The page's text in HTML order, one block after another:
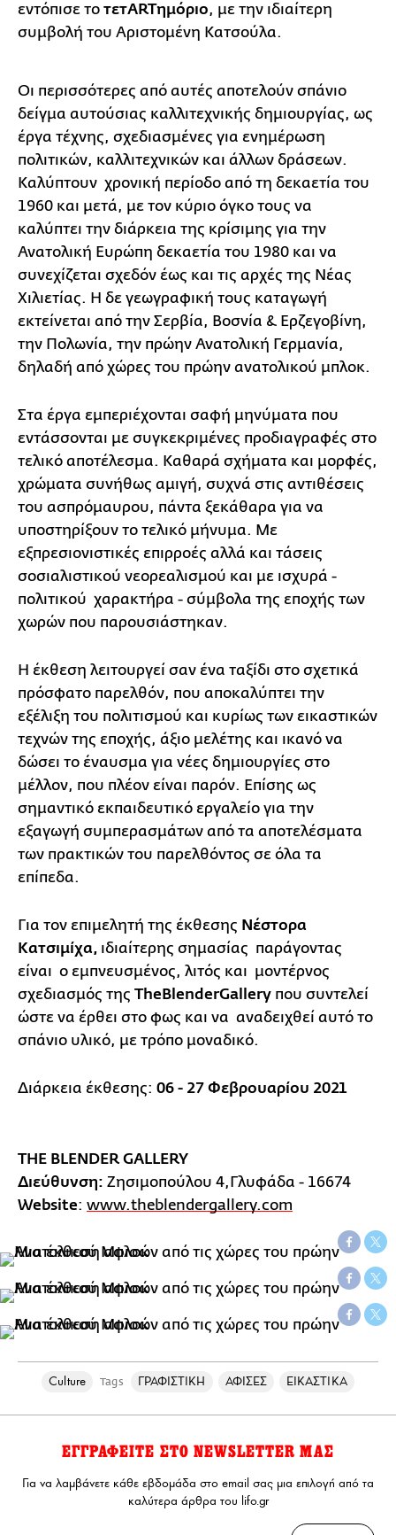
εντόπισε το τετARTημόριο, με την ιδιαίτερη
συμβολή του Αριστομένη Κατσούλα.
Οι περισσότερες από αυτές αποτελούν σπάνιο
δείγμα αυτούσιας καλλιτεχνικής δημιουργίας, ως
έργα τέχνης, σχεδιασμένες για ενημέρωση
πολιτικών, καλλιτεχνικών και άλλων δράσεων.
Καλύπτουν χρονική περίοδο από τη δεκαετία του
1960 και μετά, με τον κύριο όγκο τους να
καλύπτει την διάρκεια της κρίσιμης για την
Ανατολική Ευρώπη δεκαετία του 1980 και να
συνεχίζεται σχεδόν έως και τις αρχές της Νέας
Χιλιετίας. Η δε γεωγραφική τους καταγωγή
εκτείνεται από την Σερβία, Βοσνία & Ερζεγοβίνη,
την Πολωνία, την πρώην Ανατολική Γερμανία,
δηλαδή από χώρες του πρώην ανατολικού μπλοκ.
Στα έργα εμπεριέχονται σαφή μηνύματα που
εντάσσονται με συγκεκριμένες προδιαγραφές στο
τελικό αποτέλεσμα. Καθαρά σχήματα και μορφές,
χρώματα συνήθως αμιγή, συχνά στις αντιθέσεις
του ασπρόμαυρου, πάντα ξεκάθαρα για να
υποστηρίξουν το τελικό μήνυμα. Με
εξπρεσιονιστικές επιρροές αλλά και τάσεις
σοσιαλιστικού νεορεαλισμού και με ισχυρά -
πολιτικού χαρακτήρα - σύμβολα της εποχής των
χωρών που παρουσιάστηκαν.
Η έκθεση λειτουργεί σαν ένα ταξίδι στο σχετικά
πρόσφατο παρελθόν, που αποκαλύπτει την
εξέλιξη του πολιτισμού και κυρίως των εικαστικών
τεχνών της εποχής, άξιο μελέτης και ικανό να
δώσει το έναυσμα για νέες δημιουργίες στο
μέλλον, που πλέον είναι παρόν. Επίσης ως
σημαντικό εκπαιδευτικό εργαλείο για την
εξαγωγή συμπερασμάτων από τα αποτελέσματα
των πρακτικών του παρελθόντος σε όλα τα
επίπεδα.
Για τον επιμελητή της έκθεσης Νέστορα
Κατσιμίχα, ιδιαίτερης σημασίας παράγοντας
είναι ο εμπνευσμένος, λιτός και μοντέρνος
σχεδιασμός της TheBlenderGallery που συντελεί
ώστε να έρθει στο φως και να αναδειχθεί αυτό το
σπάνιο υλικό, με τρόπο μοναδικό.
Διάρκεια έκθεσης: 06 - 27 Φεβρουαρίου 2021
THE BLENDER GALLERY
Διεύθυνση: Ζησιμοπούλου 4,Γλυφάδα - 16674
Website: www.theblendergallery.com
Culture Tags ΓΡΑΦΙΣΤΙΚΗ ΑΦΙΣΕΣ ΕΙΚΑΣΤΙΚΑ
ΕΓΓΡΑΦΕΙΤΕ ΣΤΟ NEWSLETTER ΜΑΣ
Για να λαμβάνετε κάθε εβδομάδα στο email σας μια επιλογή από τα
καλύτερα άρθρα του lifo.gr